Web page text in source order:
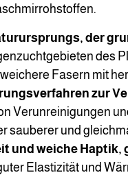
der
des
Fasern mit
zur
Verunreinigungen
sauberer und
und weiche
Elastizität und